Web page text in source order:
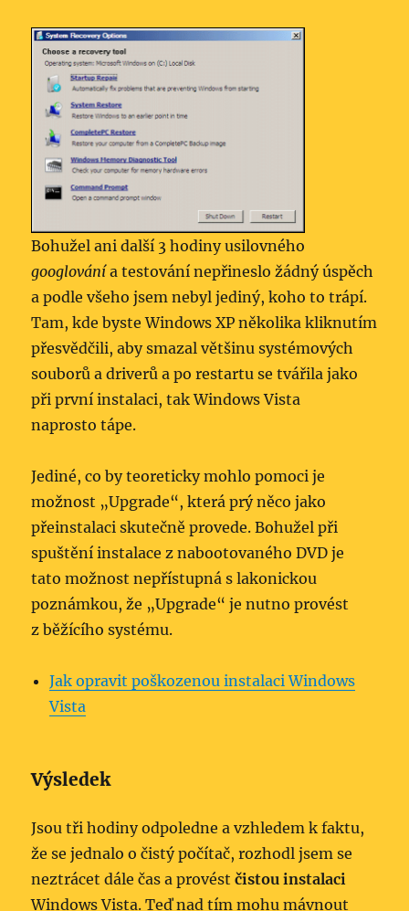
Bohužel ani další 3 hodiny usilovného
googlovánía testování nepřineslo žádný úspěch
a podle všeho jsem nebyl jediný, koho to trápí.
Tam, kde byste Windows XP několika kliknutím
přesvědčili, aby smazal většinu systémových
souborů a driverů a po restartu se tvářila jako
při první instalaci, tak Windows Vista
naprosto tápe.
Jediné, co by teoreticky mohlo pomoci je
možnost „Upgrade“, která prý něco jako
přeinstalaci skutečně provede. Bohužel při
spuštění instalace z nabootovaného DVD je
tato možnost nepřístupná s lakonickou
poznámkou, že „Upgrade“ je nutno provést
z běžícího systému.
Jak opravit poškozenou instalaci Windows
Vista
Výsledek
Jsou tři hodiny odpoledne a vzhledem k faktu,
že se jednalo o čistý počítač, rozhodl jsem se
neztrácet dále čas a provéstčistou instalaci
Windows Vista. Teď nad tím mohu mávnout